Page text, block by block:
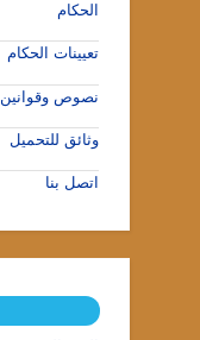
الحكام
تعيينات الحكام
نصوص وقوانين
وثائق للتحميل
اتصل بنا